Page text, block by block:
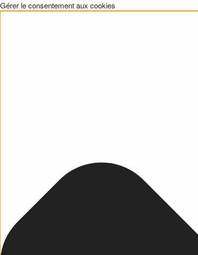
Gérer le consentement aux cookies